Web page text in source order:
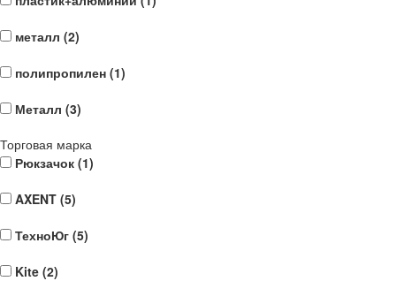
металл (2)
полипропилен (1)
Металл (3)
Торговая марка
Рюкзачок (1)
AXENT (5)
ТехноЮг (5)
Kite (2)